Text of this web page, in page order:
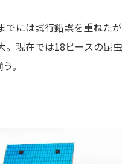
でには試行錯誤を重ねた
。現在では18ピースの昆
。